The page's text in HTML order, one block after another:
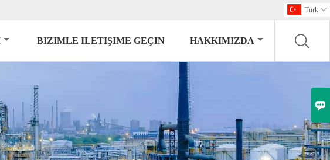
Türk 
BIZIMLE ILETIŞIME GEÇIN HAKKIMIZDA
